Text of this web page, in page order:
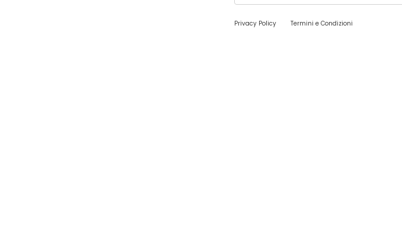
Privacy Policy Termini e Condizioni